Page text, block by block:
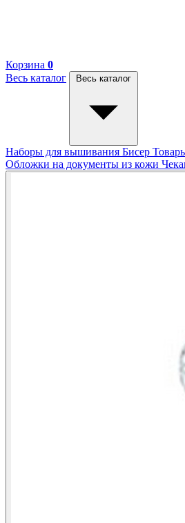
Корзина 0
Весь каталог
Весь каталог
Наборы для вышивания Бисер
Обложки на документы из кожи